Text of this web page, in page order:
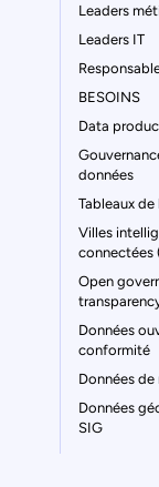
Leaders
Leaders IT
BESOINS
Data
données
Tableaux
Villes
connectées
Open
Données
conformité
Données
Données
SIG